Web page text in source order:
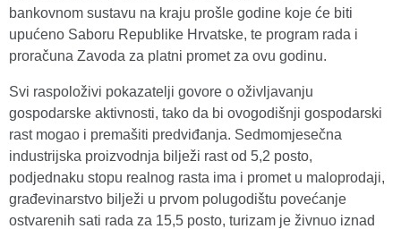
bankovnom sustavu na kraju prošle godine koje će biti
upućeno Saboru Republike Hrvatske, te program rada i
proračuna Zavoda za platni promet za ovu godinu.
Svi raspoloživi pokazatelji govore o oživljavanju
gospodarske aktivnosti, tako da bi ovogodišnji gospodarski
rast mogao i premašiti predviđanja. Sedmomjesečna
industrijska proizvodnja bilježi rast od 5,2 posto,
podjednaku stopu realnog rasta ima i promet u maloprodaji,
građevinarstvo bilježi u prvom polugodištu povećanje
ostvarenih sati rada za 15,5 posto, turizam je živnuo iznad